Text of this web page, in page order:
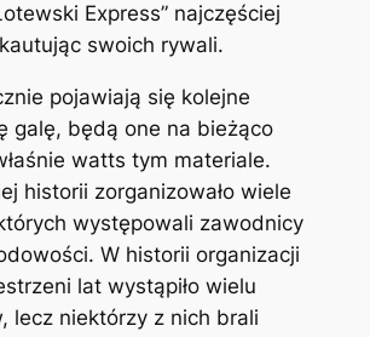
Express” najczęściej
swoich rywali.
pojawiają się kolejne
galę, będą one na bieżąco
watts tym materiale.
historii zorganizowało wiele
występowali zawodnicy
W historii organizacji
lat wystąpiło wielu
lecz niektórzy z nich brali